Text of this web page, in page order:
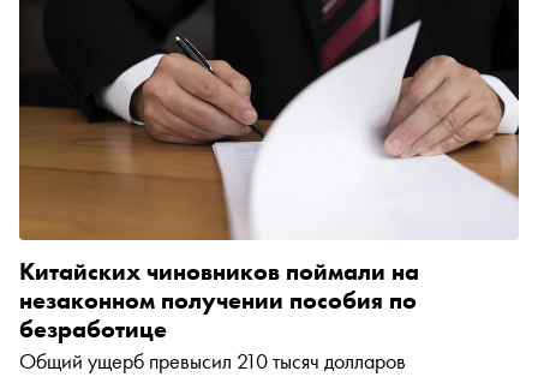
Китайских чиновников поймали на
незаконном получении пособия по
безработице
Общий ущерб превысил 210 тысяч долларов